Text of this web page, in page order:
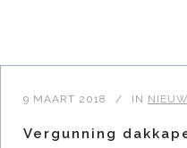
9 MAART 2018 IN
Vergunning